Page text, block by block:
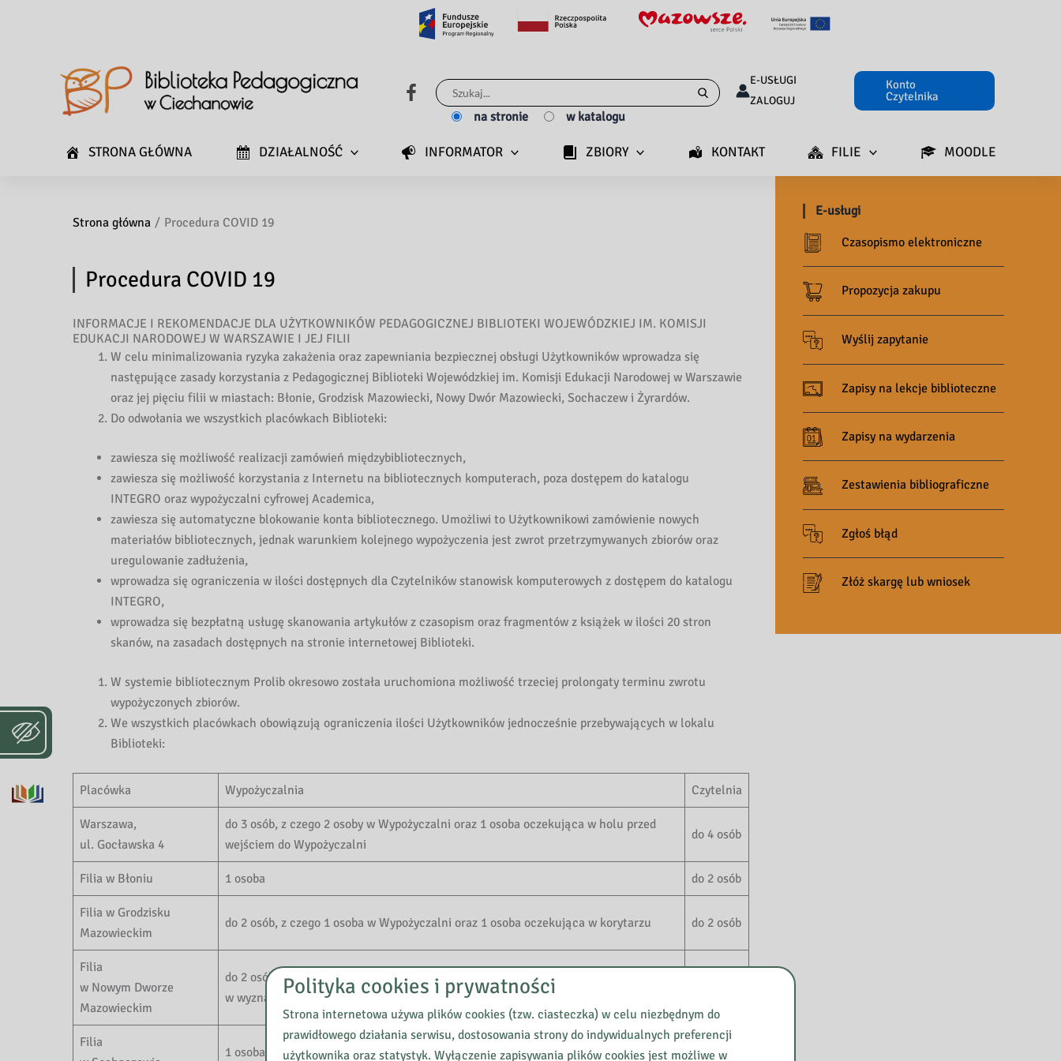
Szukaj
dla:
na stronie w katalogu
E-USŁUGI
ZALOGUJ
Konto
Czytelnika
STRONA GŁÓWNA DZIAŁALNOŚĆ INFORMATOR ZBIORY KONTAKT FILIE MOODLE
Strona główna Procedura COVID 19
Procedura COVID 19
INFORMACJE I REKOMENDACJE DLA UŻYTKOWNIKÓW PEDAGOGICZNEJ BIBLIOTEKI WOJEWÓDZKIEJ IM. KOMISJI
EDUKACJI NARODOWEJ W WARSZAWIE I JEJ FILII
W celu minimalizowania ryzyka zakażenia oraz zapewniania bezpiecznej obsługi Użytkowników wprowadza się
następujące zasady korzystania z Pedagogicznej Biblioteki Wojewódzkiej im. Komisji Edukacji Narodowej w Warszawie
oraz jej pięciu filii w miastach: Błonie, Grodzisk Mazowiecki, Nowy Dwór Mazowiecki, Sochaczew i Żyrardów.
Do odwołania we wszystkich placówkach Biblioteki:
zawiesza się możliwość realizacji zamówień międzybibliotecznych,
zawiesza się możliwość korzystania z Internetu na bibliotecznych komputerach, poza dostępem do katalogu
INTEGRO oraz wypożyczalni cyfrowej Academica,
zawiesza się automatyczne blokowanie konta bibliotecznego. Umożliwi to Użytkownikowi zamówienie nowych
materiałów bibliotecznych, jednak warunkiem kolejnego wypożyczenia jest zwrot przetrzymywanych zbiorów oraz
uregulowanie zadłużenia,
wprowadza się ograniczenia w ilości dostępnych dla Czytelników stanowisk komputerowych z dostępem do katalogu
INTEGRO,
wprowadza się bezpłatną usługę skanowania artykułów z czasopism oraz fragmentów z książek w ilości 20 stron
skanów, na zasadach dostępnych na stronie internetowej Biblioteki.
W systemie bibliotecznym Prolib okresowo została uruchomiona możliwość trzeciej prolongaty terminu zwrotu
wypożyczonych zbiorów.
We wszystkich placówkach obowiązują ograniczenia ilości Użytkowników jednocześnie przebywających w lokalu
Biblioteki:
Placówka Wypożyczalnia Czytelnia
Warszawa,
ul. Gocławska 4
do 3 osób, z czego 2 osoby w Wypożyczalni oraz 1 osoba oczekująca w holu przed
wejściem do Wypożyczalni
do 4 osób
Filia w Błoniu 1 osoba do 2 osób
Filia w Grodzisku
Mazowieckim
do 2 osób, z czego 1 osoba w Wypożyczalni oraz 1 osoba oczekująca w korytarzu do 2 osób
Filia
w Nowym Dworze
Mazowieckim
do 2 osób, z czego 1 osoba oczekująca
w wyznaczonym miejscu
Filia
1 osoba 1 osoba
E-usługi
Czasopismo elektroniczne
Propozycja zakupu
Wyślij zapytanie
Zapisy na lekcje biblioteczne
Zapisy na wydarzenia
Zestawienia bibliograficzne
Zgłoś błąd
Złóż skargę lub wniosek
Polityka cookies i prywatności
Strona internetowa używa plików cookies (tzw. ciasteczka) w celu niezbędnym do
prawidłowego działania serwisu, dostosowania strony do indywidualnych preferencji
użytkownika oraz statystyk. Wyłączenie zapisywania plików cookies jest możliwe w